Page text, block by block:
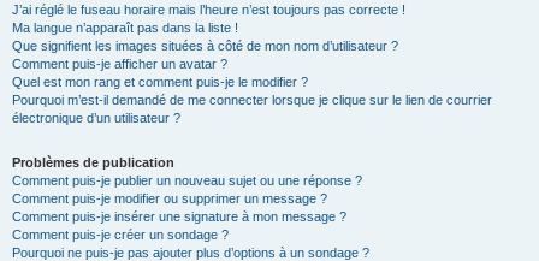
J’ai réglé le fuseau horaire mais l’heure n’est toujours pas correcte !
Ma langue n’apparaît pas dans la liste !
Que signifient les images situées à côté de mon nom d’utilisateur ?
Comment puis-je afficher un avatar ?
Quel est mon rang et comment puis-je le modifier ?
Pourquoi m’est-il demandé de me connecter lorsque je clique sur le lien de courrier
électronique d’un utilisateur ?
Problèmes de publication
Comment puis-je publier un nouveau sujet ou une réponse ?
Comment puis-je modifier ou supprimer un message ?
Comment puis-je insérer une signature à mon message ?
Comment puis-je créer un sondage ?
Pourquoi ne puis-je pas ajouter plus d’options à un sondage ?